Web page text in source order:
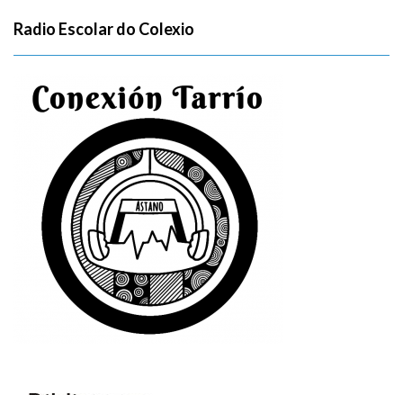
Radio Escolar do Colexio